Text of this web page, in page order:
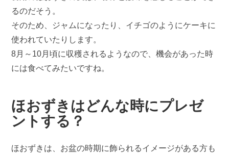
るのだそう。
そのため、ジャムになったり、イチゴのようにケーキに
使われていたりします。
8月～10月頃に収穫されるようなので、機会があった時
には食べてみたいですね。
ほおずきはどんな時にプレゼ
ントする？
ほおずきは、お盆の時期に飾られるイメージがある方も